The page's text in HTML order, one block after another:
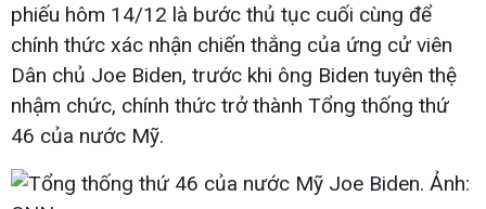
phiếu hôm 14/12 là bước thủ tục cuối cùng để
chính thức xác nhận chiến thắng của ứng cử viên
Dân chủ Joe Biden, trước khi ông Biden tuyên thệ
nhậm chức, chính thức trở thành Tổng thống thứ
46 của nước Mỹ.